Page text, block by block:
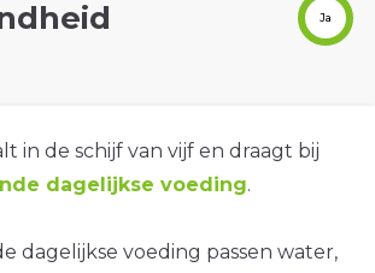
Ja
in de schijf van vijf en draagt bij
dagelijkse voeding.
dagelijkse voeding passen water,